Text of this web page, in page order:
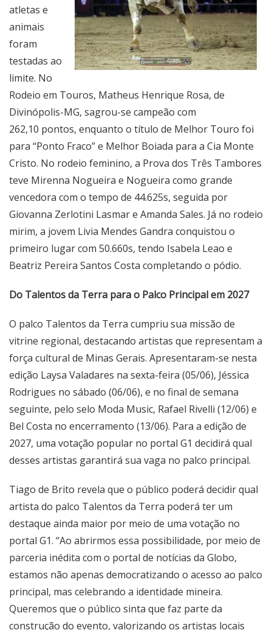
atletas e
animais
foram
testadas ao
limite. No
Rodeio em Touros, Matheus Henrique Rosa, de
Divinópolis-MG, sagrou-se campeão com
262,10 pontos, enquanto o título de Melhor Touro foi
para “Ponto Fraco” e Melhor Boiada para a Cia Monte
Cristo. No rodeio feminino, a Prova dos Três Tambores
teve Mirenna Nogueira e Nogueira como grande
vencedora com o tempo de 44.625s, seguida por
Giovanna Zerlotini Lasmar e Amanda Sales. Já no rodeio
mirim, a jovem Livia Mendes Gandra conquistou o
primeiro lugar com 50.660s, tendo Isabela Leao e
Beatriz Pereira Santos Costa completando o pódio.
Do Talentos da Terra para o Palco Principal em 2027
O palco Talentos da Terra cumpriu sua missão de
vitrine regional, destacando artistas que representam a
força cultural de Minas Gerais. Apresentaram-se nesta
edição Laysa Valadares na sexta-feira (05/06), Jéssica
Rodrigues no sábado (06/06), e no final de semana
seguinte, pelo selo Moda Music, Rafael Rivelli (12/06) e
Bel Costa no encerramento (13/06). Para a edição de
2027, uma votação popular no portal G1 decidirá qual
desses artistas garantirá sua vaga no palco principal.
Tiago de Brito revela que o público poderá decidir qual
artista do palco Talentos da Terra poderá ter um
destaque ainda maior por meio de uma votação no
portal G1. “Ao abrirmos essa possibilidade, por meio de
parceria inédita com o portal de notícias da Globo,
estamos não apenas democratizando o acesso ao palco
principal, mas celebrando a identidade mineira.
Queremos que o público sinta que faz parte da
construção do evento, valorizando os artistas locais